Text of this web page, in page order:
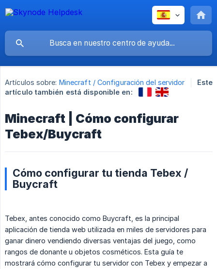
Artículos sobre: Minecraft / Configuración del servidor
Este
artículo también está disponible en:
Minecraft | Cómo configurar
Tebex/Buycraft
Cómo configurar tu tienda Tebex /
Buycraft
Tebex, antes conocido como Buycraft, es la principal
aplicación de tienda web utilizada en miles de servidores para
ganar dinero vendiendo diversas ventajas del juego, como
rangos de donante u objetos cosméticos. Esta guía te
mostrará cómo configurar tu servidor con Tebex y empezar a